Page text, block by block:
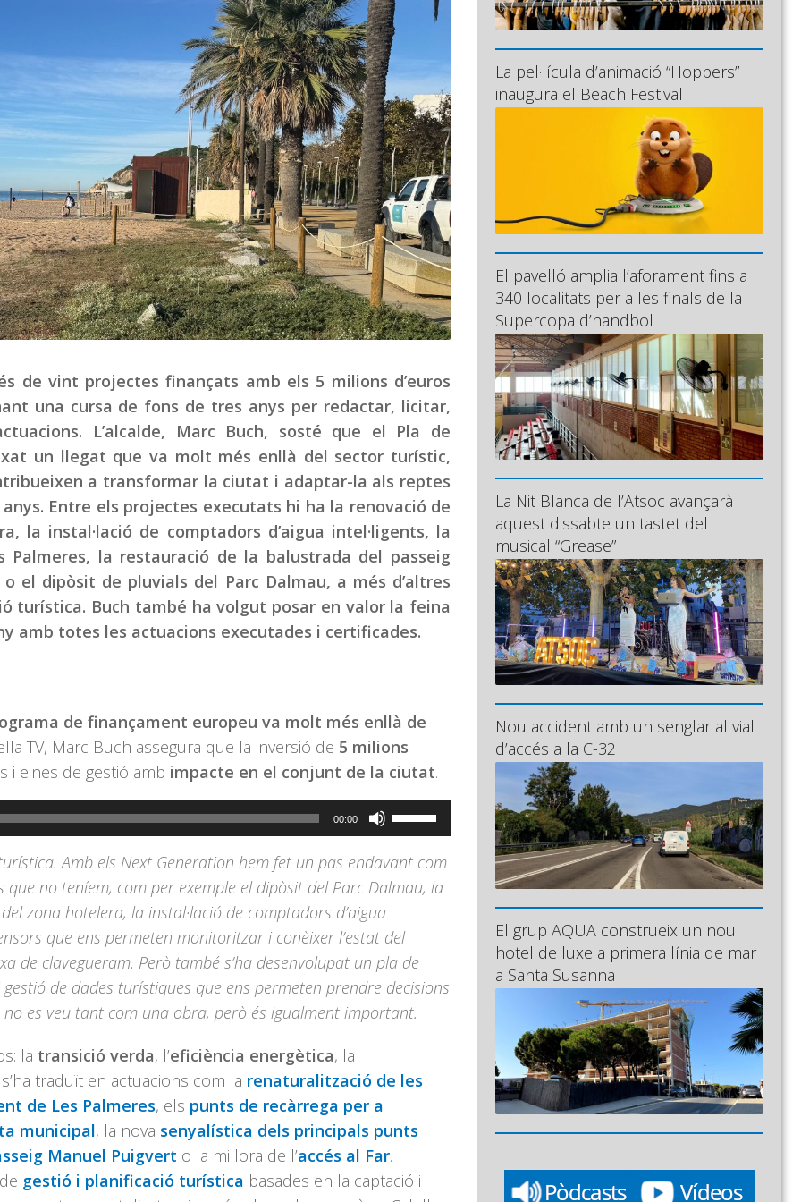
de vint projectes finançats amb els 5 milions d’euros
una cursa de fons de tres anys per redactar, licitar,
L’alcalde, Marc Buch, sosté que el Pla de
un llegat que va molt més enllà del sector turístic,
a transformar la ciutat i adaptar-la als reptes
Entre els projectes executats hi ha la renovació de
la instal·lació de comptadors d’aigua intel·ligents, la
la restauració de la balustrada del passeig
el dipòsit de pluvials del Parc Dalmau, a més d’altres
turística. Buch també ha volgut posar en valor la feina
amb totes les actuacions executades i certificades.
de finançament europeu va molt més enllà de
TV, Marc Buch assegura que la inversió de 5 milions
i eines de gestió amb impacte en el conjunt de la ciutat.
00:00
Feu
servir
les
tecles
fletxa
cap
amunt/cap
avall
o
el
volum.
Amb els Next Generation hem fet un pas endavant com
no teníem, com per exemple el dipòsit del Parc Dalmau, la
zona hotelera, la instal·lació de comptadors d’aigua
que ens permeten monitoritzar i conèixer l’estat del
de clavegueram. Però també s’ha desenvolupat un pla de
de dades turístiques que ens permeten prendre decisions
es veu tant com una obra, però és igualment important.
la transició verda, l’eficiència energètica, la
traduït en actuacions com la renaturalització de les
de Les Palmeres, els punts de recàrrega per a
municipal, la nova senyalística dels principals punts
Manuel Puigvert o la millora de l’accés al Far.
gestió i planificació turística basades en la captació i
La pel·lícula d’animació “Hoppers”
inaugura el Beach Festival
El pavelló amplia l’aforament fins a
340 localitats per a les finals de la
Supercopa d’handbol
La Nit Blanca de l’Atsoc avançarà
aquest dissabte un tastet del
musical “Grease”
Nou accident amb un senglar al vial
d’accés a la C-32
El grup AQUA construeix un nou
hotel de luxe a primera línia de mar
a Santa Susanna